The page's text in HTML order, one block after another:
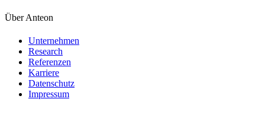
Über Anteon
Unternehmen
Research
Referenzen
Karriere
Datenschutz
Impressum